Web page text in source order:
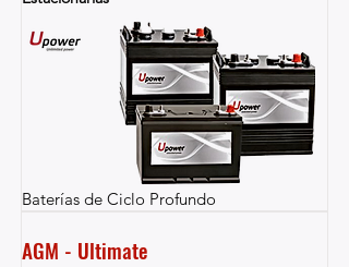
Baterías de Ciclo Profundo
AGM - Ultimate